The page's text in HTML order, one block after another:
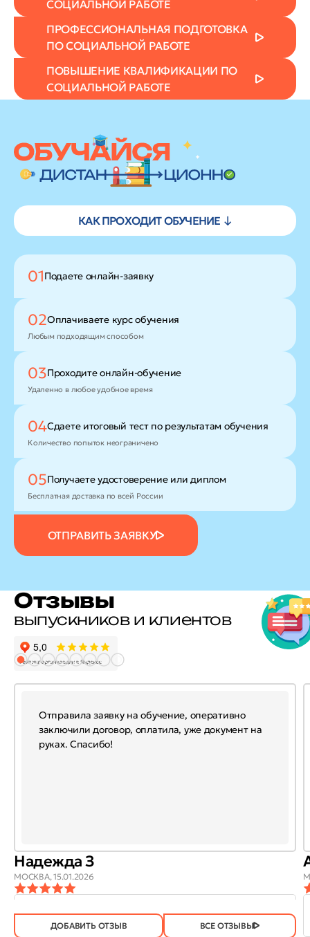
СОЦИАЛЬНОЙ РАБОТЕ
ПРОФЕССИОНАЛЬНАЯ ПОДГОТОВКА
ПО СОЦИАЛЬНОЙ РАБОТЕ
ПОВЫШЕНИЕ КВАЛИФИКАЦИИ ПО
СОЦИАЛЬНОЙ РАБОТЕ
КАК ПРОХОДИТ ОБУЧЕНИЕ ↓
01Подаете онлайн-заявку
ОТПРАВИТЬ ЗАЯВКУ
02Оплачиваете курс обучения
Любым подходящим способом
03Проходитеонлайн-обучение
Удаленно в любое удобное время
04Сдаете итоговый тест по результатам обучения
Количество попыток неограничено
05Получаете удостоверение или диплом
Бесплатная доставка по всей России
Отзывы
выпускников и клиентов
Отправила заявку на обучение, оперативно
заключили договор, оплатила, уже документ на
руках. Спасибо!
Надежда З
МОСКВА,15.01.2026
ПОЛЕЗЕН?
ДА(746) НЕТ(21)
ДОБАВИТЬ ОТЗЫВ ВСЕ ОТЗЫВЫ